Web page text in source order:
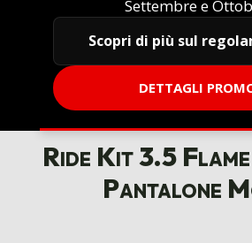
Settembre e
Scopri di più sul
DETTAGLI
Ride Kit 3.5
Pantalone